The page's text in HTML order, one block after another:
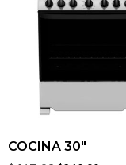
COCINA 30″